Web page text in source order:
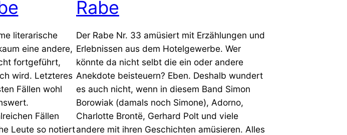
literarische
eine andere,
fortgeführt,
wird. Letzteres
Fällen wohl
Fällen
Leute so notiert
Rabe
Der Rabe Nr. 33 amüsiert mit Erzählungen und
Erlebnissen aus dem Hotelgewerbe. Wer
könnte da nicht selbt die ein oder andere
Anekdote beisteuern? Eben. Deshalb wundert
es auch nicht, wenn in diesem Band Simon
Borowiak (damals noch Simone), Adorno,
Charlotte Brontë, Gerhard Polt und viele
andere mit ihren Geschichten amüsieren. Alles